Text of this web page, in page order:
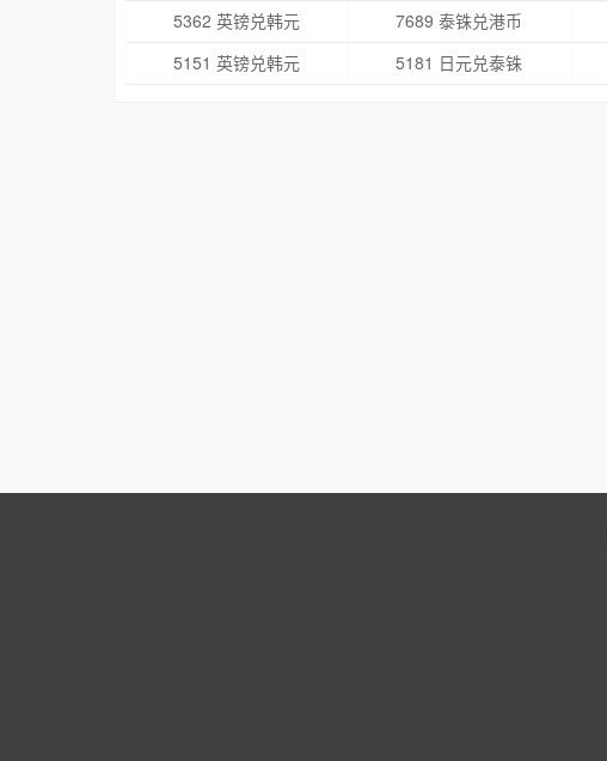
5362 英镑兑韩元
7689 泰铢兑港币
5151 英镑兑韩元
5181 日元兑泰铢